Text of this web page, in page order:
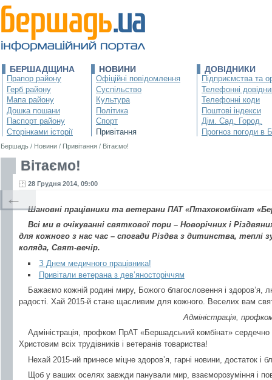
БЕРШАДЩИНА
Прапор району
Герб району
Мапа району
Дошка пошани
Паспорт району
Сторінками історії
НОВИНИ
Офіційні повідомлення
Суспільство
Культура
Політика
Спорт
Привітання
ДОВІДНИКИ
Підприємства та
Телефонні
Телефонні коди
Поштові індекси
Дім. Сад. Город.
Прогноз погоди в
Бершадь / Новини / Привітання / Вітаємо!
Вітаємо!
28 Грудня 2014, 09:00
Шановні працівники та ветерани ПАТ «Птахокомбінат
Всі ми в очікуванні святкової пори – Новорічних і
для кожного з нас час – спогади Різдва з дитинства, теплі
коляда, Свят-вечір.
З Днем медичного працівника!
Привітали ветерана з дев’яносторіччям
Бажаємо кожній родині миру, Божого благословення і здоров’я,
радості. Хай 2015-й стане щасливим для кожного. Веселих вам
Адміністрація,
Адміністрація, профком ПрАТ «Бершадський комбінат»
Христовим всіх трудівників і ветеранів товариства!
Нехай 2015-ий принесе міцне здоров’я, гарні новини, достаток і
Щоб у ваших оселях завжди панували мир, взаєморозуміння і
←